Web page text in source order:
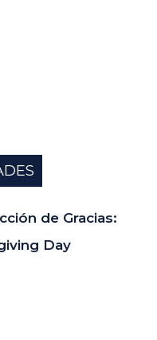
de Gracias:
Day